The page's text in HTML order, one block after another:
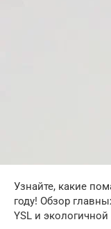
Узнайте, какие
году! Обзор
YSL и экологичной